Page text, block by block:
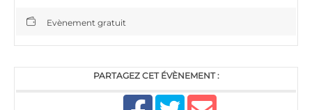
Evènement gratuit
PARTAGEZ CET ÉVÈNEMENT :